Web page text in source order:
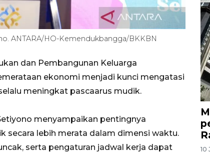
ANTARA/HO-Kemendukbangga/BKKBN
dan Pembangunan Keluarga
ekonomi menjadi kunci mengatasi
meningkat pascaarus mudik.
menyampaikan pentingnya
secara lebih merata dalam dimensi waktu.
serta pengaturan jadwal kerja dapat
10